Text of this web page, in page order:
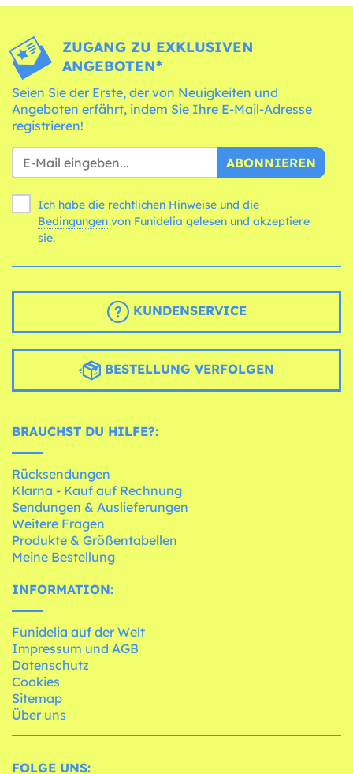
ZUGANG ZU EXKLUSIVEN
ANGEBOTEN*
Seien Sie der Erste, der von Neuigkeiten und
Angeboten erfährt, indem Sie Ihre E-Mail-Adresse
registrieren!
ABONNIEREN
Ich habe die rechtlichen Hinweise und die
Bedingungen
sie.
KUNDENSERVICE
BESTELLUNG VERFOLGEN
BRAUCHST DU HILFE?:
Rücksendungen
Klarna - Kauf auf Rechnung
Sendungen & Auslieferungen
Weitere Fragen
Produkte & Größentabellen
Meine Bestellung
INFORMATION:
Funidelia auf der Welt
Impressum und AGB
Datenschutz
Cookies
Sitemap
Über uns
FOLGE UNS: